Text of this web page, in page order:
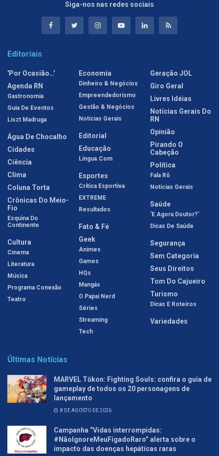
Siga-nos nas redes sociais
Editoriais
'Por Ocasião…'
Agenda RN
Gastronomia
Guia De Eventos
Liszt Madruga
Água De Chocalho
Cidades
Ciência
Clima
Coluna Torta
Crônicas Do Meio-
Fio
Esquina Do
Continente
Cultura
Cinema
Literatura
Música
Programa Conexão
Teatro
Economia
Dinheiro & Negócios
Empreendedorismo
Gestão & Negócios
Notícias Gerais
Editorial
Educação
Língua.com
Esportes
Crítica Esportiva
EXTREME
Resultados
Fato & Fé
Geek
Animes
Games
HQs
Mangás
O Papai Nerd
Séries
Streaming
Tech
Geração JOL
Giro Geral
Livres Idéias
Notícias Gerais Do
RN
Opinião
Pirando O
Cabeção
Política
Fala Rô
Notícias Gerais
Saúde
'E Agora Doutor?'
Dicas De Saúde
Segurança
Sem Categoria
Seus Direitos
Tom Do Cajueiro
Turismo
Dicas E Roteiros
Variedades
Últimas Notícias
MARVEL Tōkon: Fighting Souls: confira o guia de
gameplay de todos os 20 personagens de
lançamento
8 DE AGOSTO DE 2026
Campanha “Vidas interrompidas:
#NãoIgnoreMeuFígadoRaro” alerta sobre o
impacto das doenças hepáticas raras